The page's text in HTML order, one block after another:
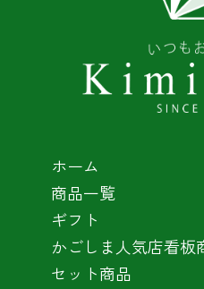
ホーム
商品一覧
ギフト
かごしま人気店看板
セット商品